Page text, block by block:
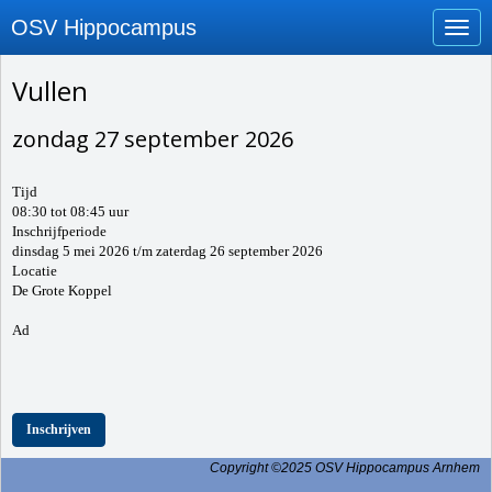
OSV Hippocampus
Vullen
zondag 27 september 2026
Tijd
08:30 tot 08:45 uur
Inschrijfperiode
dinsdag 5 mei 2026 t/m zaterdag 26 september 2026
Locatie
De Grote Koppel
Ad
Inschrijven
Copyright ©2025 OSV Hippocampus Arnhem